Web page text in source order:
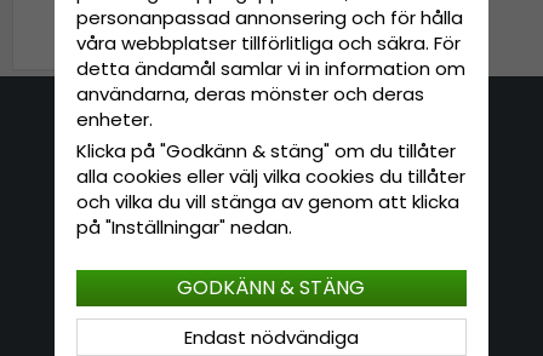
279 kr349 kr
Kontakta oss
E-mail: info@hatshop.se
Tel: 031-320 22 00
Kundservice Information
Om Hatshop.se
personanpassad annonsering och för hålla
våra webbplatser tillförlitliga och säkra. För
detta ändamål samlar vi in information om
användarna, deras mönster och deras
enheter.
Klicka på "Godkänn & stäng" om du tillåter
alla cookies eller välj vilka cookies du tillåter
och vilka du vill stänga av genom att klicka
på "Inställningar" nedan.
Endast nödvändiga
GODKÄNN & STÄNG